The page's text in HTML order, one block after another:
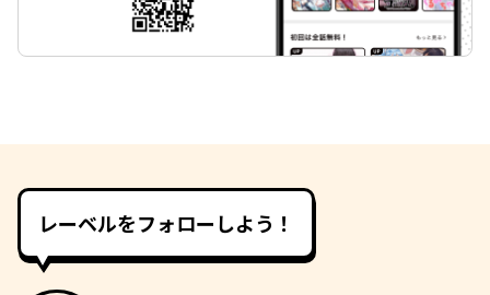
レーベルをフォローしよう！